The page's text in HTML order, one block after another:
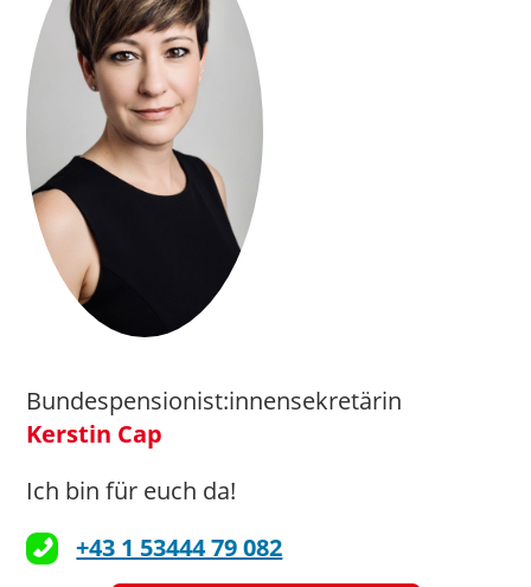
Bundespensionist:innensekretärin
Kerstin Cap
Ich bin für euch da!
+43 1 53444 79 082